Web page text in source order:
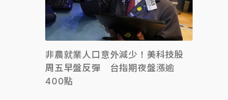
非農就業人口意外減少！美科技股
周五早盤反彈 台指期夜盤漲逾
400點